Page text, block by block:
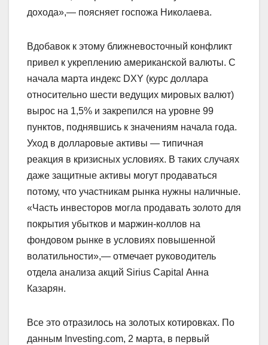
дохода»,— поясняет госпожа Николаева.
Вдобавок к этому ближневосточный конфликт
привел к укреплению американской валюты. С
начала марта индекс DXY (курс доллара
относительно шести ведущих мировых валют)
вырос на 1,5% и закрепился на уровне 99
пунктов, поднявшись к значениям начала года.
Уход в долларовые активы — типичная
реакция в кризисных условиях. В таких случаях
даже защитные активы могут продаваться
потому, что участникам рынка нужны наличные.
«Часть инвесторов могла продавать золото для
покрытия убытков и маржин-коллов на
фондовом рынке в условиях повышенной
волатильности»,— отмечает руководитель
отдела анализа акций Sirius Capital Анна
Казарян.
Все это отразилось на золотых котировках. По
данным Investing.com, 2 марта, в первый